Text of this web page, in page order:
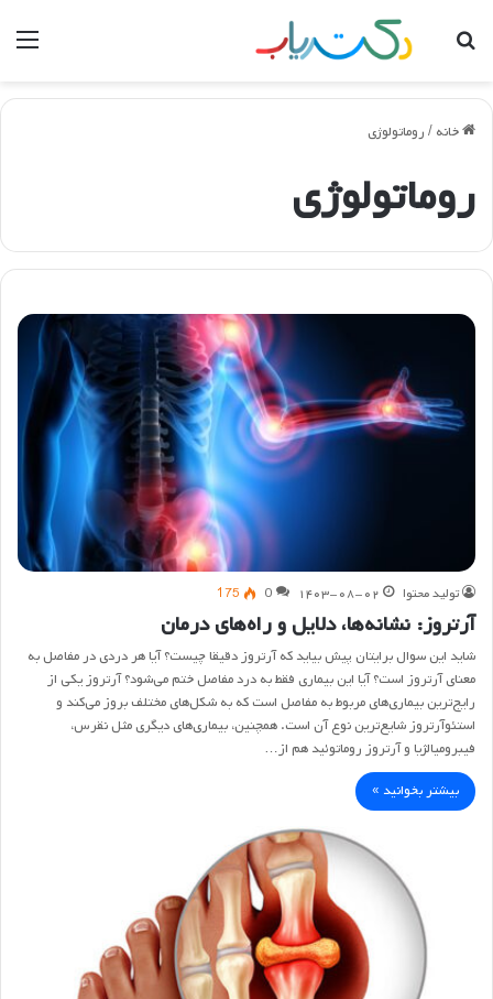
جستجو
خانه / روماتولوژی
روماتولوژی
تولید محتوا ۱۴۰۳-۰۸-۰۲ 0
175
آرتروز: نشانه‌ها، دلایل و راه‌های درمان
شاید این سوال برایتان پیش بیاید که آرتروز دقیقا چیست؟ آیا هر دردی در مفاصل به
معنای آرتروز است؟ آیا این بیماری فقط به درد مفاصل ختم می‌شود؟ آرتروز یکی از
رایج‌ترین بیماری‌های مربوط به مفاصل است که به شکل‌های مختلف بروز می‌کند و
استئوآرتروز شایع‌ترین نوع آن است. همچنین، بیماری‌های دیگری مثل نقرس،
فیبرومیالژیا و آرتروز روماتوئید هم از…
بیشتر بخوانید »